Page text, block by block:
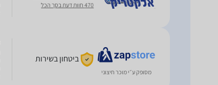
470 חוות דעת בסך הכל
מסופק ע״י מוכר חיצוני
ביטחון בשירות